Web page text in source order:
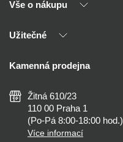
O nás
Kontakty
Vše o nákupu
Výhody T-LED
Montáž
Nejčastější dotazy
Než koupíte
Osvětlení dle místnosti
Užitečné
Reklamace a vrácení
Zásady ochrany soukromí
Nastavení cookies
Prohlášení o přístupnosti
Kamenná prodejna
Žitná 610/23
110 00 Praha 1
(Po-Pá 8:00-18:00 hod.)
Více informací